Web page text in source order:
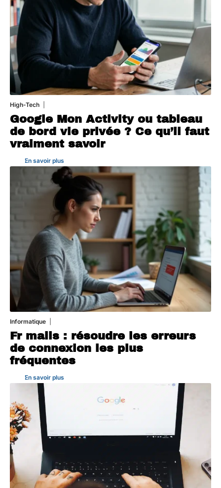
High-Tech
Google Mon Activity ou tableau
de bord vie privée ? Ce qu’il faut
vraiment savoir
En savoir plus
Informatique
Fr mails : résoudre les erreurs
de connexion les plus
fréquentes
En savoir plus